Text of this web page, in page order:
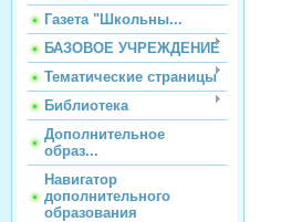
Газета "Школьны...
БАЗОВОЕ УЧРЕЖДЕНИЕ
Тематические страницы
Библиотека
Дополнительное
образ...
Навигатор
дополнительного
образования